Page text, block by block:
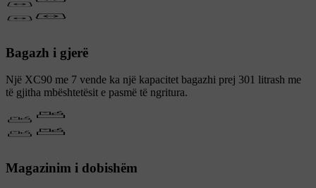
Bagazh i gjerë
Një XC90 me 7 vende ka një kapacitet bagazhi prej 301 litrash me
të gjitha mbështetësit e pasmë të ngritura.
Magazinim i dobishëm